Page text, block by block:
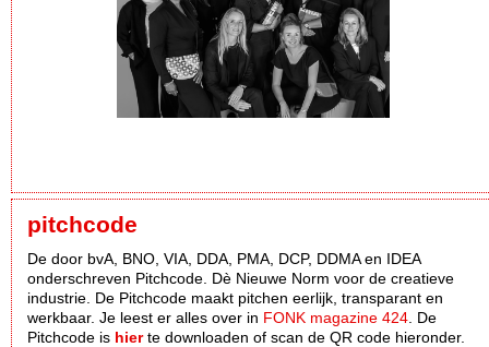
pitchcode
De door bvA, BNO, VIA, DDA, PMA, DCP, DDMA en IDEA
onderschreven Pitchcode. Dè Nieuwe Norm voor de creatieve
industrie. De Pitchcode maakt pitchen eerlijk, transparant en
werkbaar. Je leest er alles over in FONK magazine 424 . De
Pitchcode is hierte downloaden of scan de QR code hieronder.